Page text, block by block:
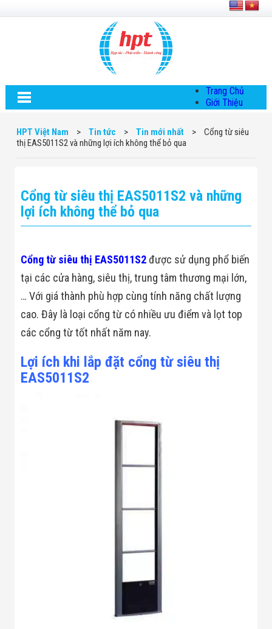
Trang Chủ
Giới Thiệu
Nam
Hội Đồng Quản
Mật Thông Tin
Chiến Lược
Thông Tin
Giải Pháp
Giải Pháp Thiết
Bị Ngành Thủy
Sản - Đông
Lạnh
Giải Pháp Thiết
Bị Ngành Thực
Bị Ngành May
Mặc - Giày Da
HPT Việt Nam > Tin tức > Tin mới nhất >
Cổng từ siêu
thị EAS5011S2 và những lợi ích không thể bỏ qua
Cổng từ siêu thị EAS5011S2 và những
lợi ích không thể bỏ qua
Cổng từ siêu thị EAS5011S2 được sử dụng phổ biến
tại các cửa hàng, siêu thị, trung tâm thương mại lớn,
… Với giá thành phù hợp cùng tính năng chất lượng
cao. Đây là loại cổng từ có nhiều ưu điểm và lọt top
các cổng từ tốt nhất năm nay.
Lợi ích khi lắp đặt cổng từ siêu thị
EAS5011S2